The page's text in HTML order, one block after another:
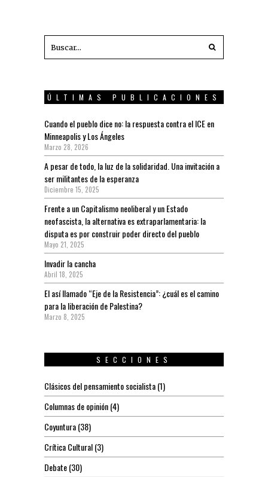
ÚLTIMAS PUBLICACIONES
Cuando el pueblo dice no: la respuesta contra el ICE en
Minneapolis y Los Ángeles
Marzo 28, 2026
A pesar de todo, la luz de la solidaridad. Una invitación a
ser militantes de la esperanza
Diciembre 15, 2025
Frente a un Capitalismo neoliberal y un Estado
neofascista, la alternativa es extraparlamentaria: la
disputa es por construir poder directo del pueblo
Mayo 21, 2025
Invadir la cancha
Abril 18, 2025
El así llamado “Eje de la Resistencia”: ¿cuál es el camino
para la liberación de Palestina?
Marzo 8, 2025
SECCIONES
Clásicos del pensamiento socialista(1)
Columnas de opinión(4)
Coyuntura(38)
Crítica Cultural(3)
Debate(30)